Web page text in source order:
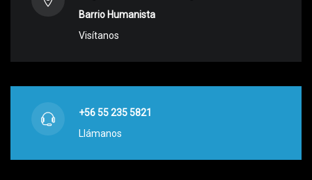
Barrio Humanista
Visítanos
+56 55 235 5821
Llámanos